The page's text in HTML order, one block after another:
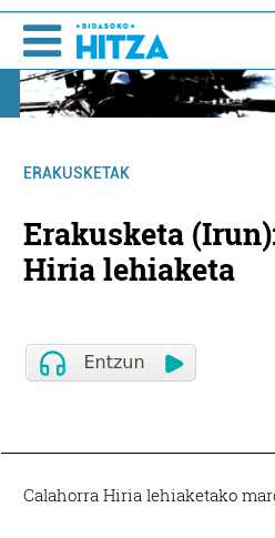
ERAKUSKETAK
Erakusketa
Hiria lehiaketa
Calahorra Hiria lehiaketako